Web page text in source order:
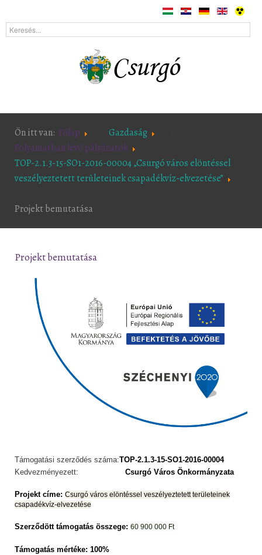
Ön itt van: Főlap
Gazdaság
Folyamatban lévő pályázatok
TOP-2.1.3-15-SO1-2016-00004 „Csurgó város elöntéssel
veszélyeztetett területeinek csapadékvíz-elvezetése”
Projekt bemutatása
Projekt bemutatása
Támogatási szerződés száma:TOP-2.1.3-15-SO1-2016-00004
Kedvezményezett:
Csurgó Város Önkormányzata
Projekt címe: Csurgó város elöntéssel veszélyeztetett területeinek
csapadékvíz-elvezetése
Szerződött támogatás összege: 60 900 000 Ft
Támogatás mértéke: 100%